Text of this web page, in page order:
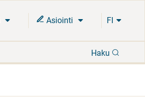
Asiointi FI
Haku